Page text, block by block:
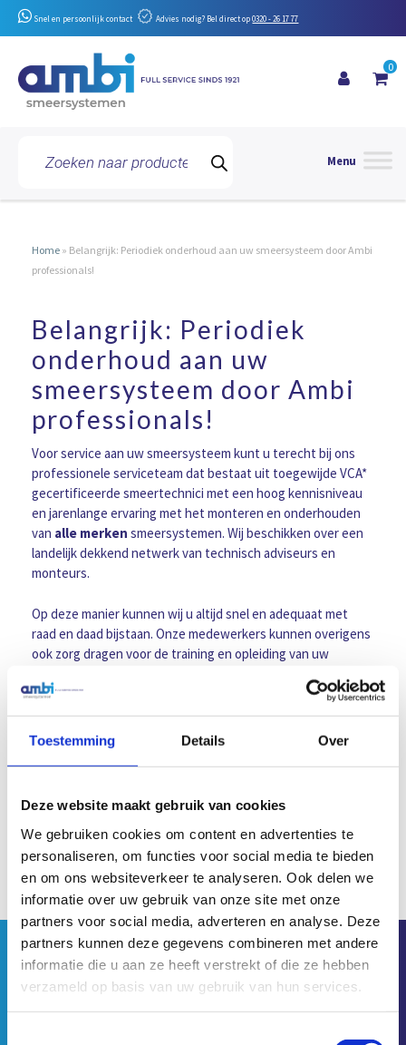
Toestemming Details Over
Deze website maakt gebruik van cookies
We gebruiken cookies om content en advertenties te
personaliseren, om functies voor social media te bieden
en om ons websiteverkeer te analyseren. Ook delen we
informatie over uw gebruik van onze site met onze
partners voor social media, adverteren en analyse. Deze
partners kunnen deze gegevens combineren met andere
informatie die u aan ze heeft verstrekt of die ze hebben
verzameld op basis van uw gebruik van hun services.
Snel en persoonlijk contact Advies nodig? Bel direct op0320 - 26 17 77
zoeken
0
Home » Belangrijk: Periodiek onderhoud aan uw smeersysteem door Ambi
professionals!
PERIODIEK
ONDERHOUD
AAN
UW
SMEERSYSTEEM
DOOR
AMBI
PROFESSIONALS!
Belangrijk: Periodiek
onderhoud aan uw
smeersysteem door Ambi
professionals!
Voor service aan uw smeersysteem kunt u terecht bij ons
professionele serviceteam dat bestaat uit toegewijde VCA*
gecertificeerde smeertechnici met een hoog kennisniveau
en jarenlange ervaring met het monteren en onderhouden
van alle merken smeersystemen. Wij beschikken over een
landelijk dekkend netwerk van technisch adviseurs en
monteurs.
Op deze manier kunnen wij u altijd snel en adequaat met
raad en daad bijstaan. Onze medewerkers kunnen overigens
ook zorg dragen voor de training en opleiding van uw
smeersystemen zijn of technische trainingen voor uw
onderhoudspersoneel. Veel van onze klanten hebben
inmiddels bij Ambi Smeersystemen een onderhoudscontract
afgesloten. Bij deze bedrijven worden de bestaande
systemen regelmatig nauwkeurig gecontroleerd.